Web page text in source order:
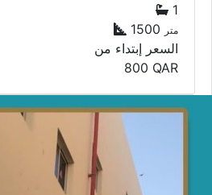
1
1500 متر
السعر إبتداء من
800 QAR